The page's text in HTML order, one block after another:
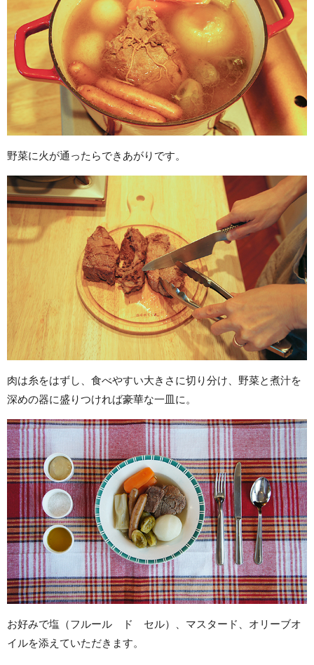
野菜に火が通ったらできあがりです。
肉は糸をはずし、食べやすい大きさに切り分け、野菜と煮汁を
深めの器に盛りつければ豪華な一皿に。
お好みで塩（フルール ド セル）、マスタード、オリーブオ
イルを添えていただきます。